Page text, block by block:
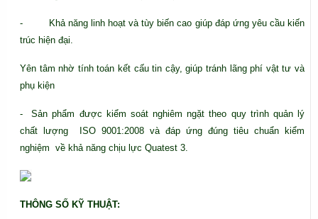
- Khả năng linh hoạt và tùy biến cao giúp đáp ứng yêu cầu kiến
trúc hiện đại.
Yên tâm nhờ tính toán kết cấu tin cậy, giúp tránh lãng phí vật tư và
phụ kiện
- Sản phẩm được kiểm soát nghiêm ngặt theo quy trình quản lý
chất lượng ISO 9001:2008 và đáp ứng đúng tiêu chuẩn kiểm
nghiệm về khả năng chịu lực Quatest 3.
THÔNG SỐ KỸ THUẬT: